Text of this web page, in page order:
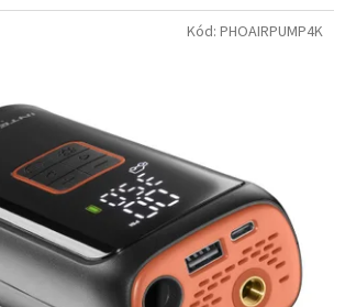
Kód: PHOAIRPUMP4K